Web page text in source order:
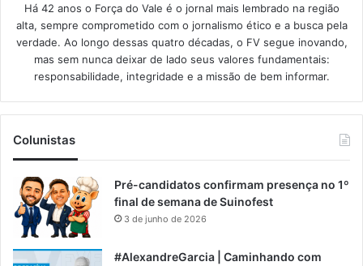
Há 42 anos o Força do Vale é o jornal mais lembrado na região
alta, sempre comprometido com o jornalismo ético e a busca pela
verdade. Ao longo dessas quatro décadas, o FV segue inovando,
mas sem nunca deixar de lado seus valores fundamentais:
responsabilidade, integridade e a missão de bem informar.​
Colunistas
Pré-candidatos confirmam presença no 1º
final de semana de Suinofest
3 de junho de 2026
#AlexandreGarcia | Caminhando com